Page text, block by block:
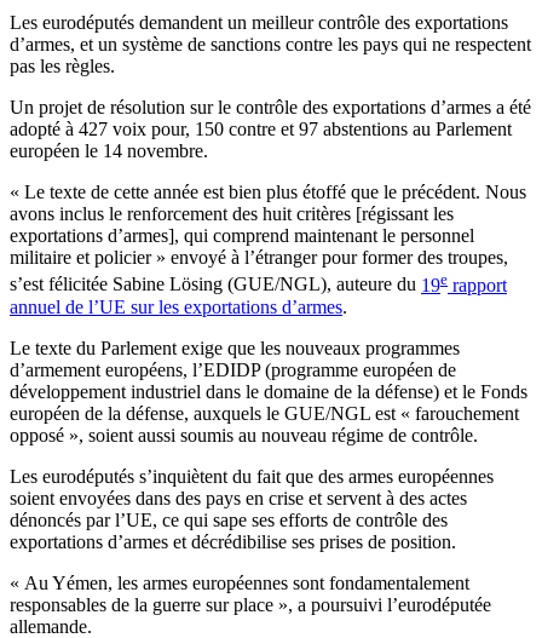
Les eurodéputés demandent un meilleur contrôle des exportations
d’armes, et un système de sanctions contre les pays qui ne respectent
pas les règles.
Un projet de résolution sur le contrôle des exportations d’armes a été
adopté à 427 voix pour, 150 contre et 97 abstentions au Parlement
européen le 14 novembre.
« Le texte de cette année est bien plus étoffé que le précédent. Nous
avons inclus le renforcement des huit critères [régissant les
exportations d’armes], qui comprend maintenant le personnel
militaire et policier » envoyé à l’étranger pour former des troupes,
s’est félicitée Sabine Lösing (GUE/NGL), auteure du 19e rapport
annuel de l’UE sur les exportations d’armes.
Le texte du Parlement exige que les nouveaux programmes
d’armement européens, l’EDIDP (programme européen de
développement industriel dans le domaine de la défense) et le Fonds
européen de la défense, auxquels le GUE/NGL est « farouchement
opposé », soient aussi soumis au nouveau régime de contrôle.
Les eurodéputés s’inquiètent du fait que des armes européennes
soient envoyées dans des pays en crise et servent à des actes
dénoncés par l’UE, ce qui sape ses efforts de contrôle des
exportations d’armes et décrédibilise ses prises de position.
« Au Yémen, les armes européennes sont fondamentalement
responsables de la guerre sur place », a poursuivi l’eurodéputée
allemande.